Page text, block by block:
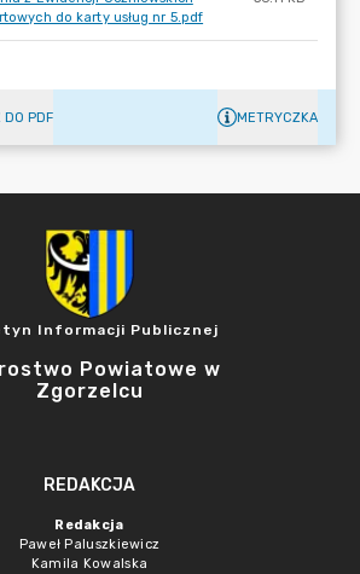
do karty usług nr 5.pdf
DO PDF METRYCZKA
Informacji Publicznej
Powiatowe w
Zgorzelcu
REDAKCJA
Redakcja
Paweł Paluszkiewicz
Kamila Kowalska